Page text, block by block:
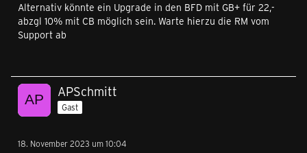
Alternativ könnte ein Upgrade in den BFD mit GB+ für 22,-
abzgl 10% mit CB möglich sein. Warte hierzu die RM vom
Support ab
APSchmitt
Gast
18. November 2023 um 10:04